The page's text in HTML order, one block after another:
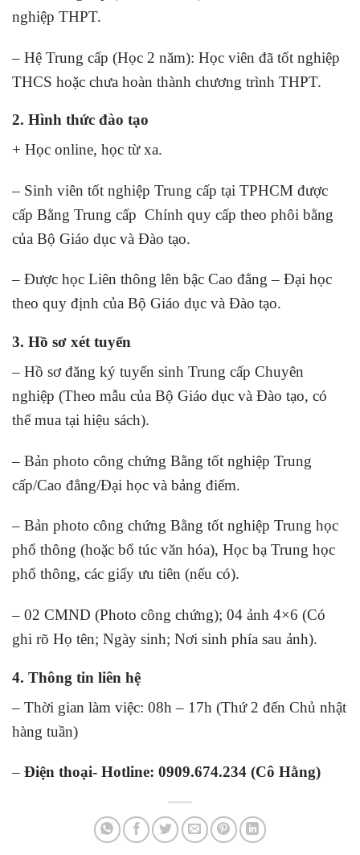
nghiệp THPT.
– Hệ Trung cấp (Học 2 năm): Học viên đã tốt nghiệp
THCS hoặc chưa hoàn thành chương trình THPT.
2. Hình thức đào tạo
+ Học online, học từ xa.
– Sinh viên tốt nghiệp Trung cấp tại TPHCM được
cấp Bằng Trung cấp Chính quy cấp theo phôi bằng
của Bộ Giáo dục và Đào tạo.
– Được học Liên thông lên bậc Cao đẳng – Đại học
theo quy định của Bộ Giáo dục và Đào tạo.
3. Hồ sơ xét tuyển
– Hồ sơ đăng ký tuyển sinh Trung cấp Chuyên
nghiệp (Theo mẫu của Bộ Giáo dục và Đào tạo, có
thể mua tại hiệu sách).
– Bản photo công chứng Bằng tốt nghiệp Trung
cấp/Cao đẳng/Đại học và bảng điểm.
– Bản photo công chứng Bằng tốt nghiệp Trung học
phổ thông (hoặc bổ túc văn hóa), Học bạ Trung học
phổ thông, các giấy ưu tiên (nếu có).
– 02 CMND (Photo công chứng); 04 ảnh 4×6 (Có
ghi rõ Họ tên; Ngày sinh; Nơi sinh phía sau ảnh).
4. Thông tin liên hệ
– Thời gian làm việc: 08h – 17h (Thứ 2 đến Chủ nhật
hàng tuần)
– Điện thoại- Hotline: 0909.674.234 (Cô Hằng)